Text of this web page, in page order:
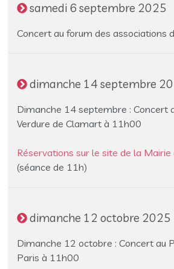
samedi 6 septembre 2025
Concert au forum des associations
dimanche 14 septembre
Dimanche 14 septembre : Concert
Verdure de Clamart à 11h00
Réservations sur le site de la
(séance de 11h)
dimanche 12 octobre 2025
Dimanche 12 octobre : Concert au
Paris à 11h00